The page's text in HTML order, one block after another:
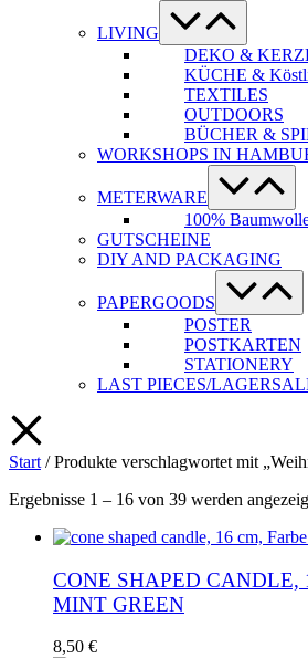
LIVING
Menü-
Schalter
DEKO &
KÜCHE &
TEXTILES
OUTDOORS
BÜCHER &
WORKSHOPS IN
METERWARE
Menü-
Schalter
100%
GUTSCHEINE
DIY AND PACKAGING
PAPERGOODS
Menü-
Schalter
POSTER
POSTKARTEN
STATIONERY
LAST PIECES/
Start / Produkte verschlagwortet mit
Ergebnisse 1 – 16 von 39 werden
CONE SHAPED CANDLE,
MINT GREEN
8,50 €